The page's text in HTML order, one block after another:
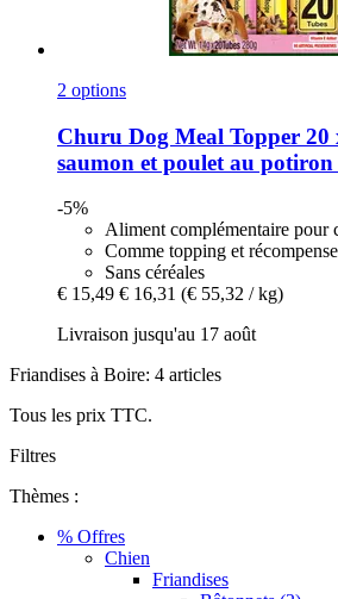
2 options
Churu Dog Meal Topper 20
saumon et poulet au potiron
-5%
Aliment complémentaire pour
Comme topping et récompense
Sans céréales
€ 15,49 € 16,31 (€ 55,32 / kg)
Livraison jusqu'au 17 août
Friandises à Boire: 4 articles
Tous les prix TTC.
Filtres
Thèmes :
% Offres
Chien
Friandises